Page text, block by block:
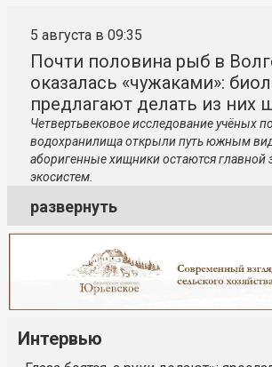
5 августа в 09:35
Почти половина рыб в
оказалась «чужаками»:
предлагают делать из них
Четвертьвековое исследование учёных
водохранилища открыли путь южным
аборигенные хищники остаются главной
экосистем.
развернуть
Интервью